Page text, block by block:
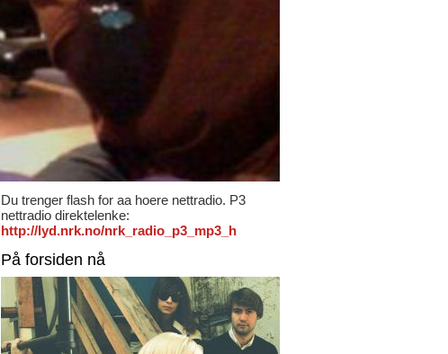
Du trenger flash for aa hoere nettradio. P3
nettradio direktelenke:
http://lyd.nrk.no/nrk_radio_p3_mp3_h
På forsiden nå